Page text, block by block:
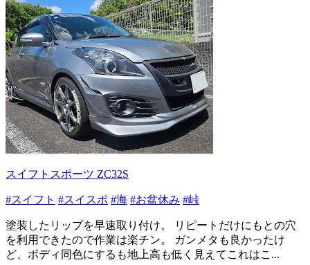
スイフトスポーツ ZC32S
#スイフト #スイスポ #海 #お盆休み #峠
塗装したリップを早速取り付け。 リピートだけにもとの穴
を利用できたので作業は楽チン。 ガンメタも良かったけ
ど、ボディ同色にするも地上高も低く見えてこれはこ...